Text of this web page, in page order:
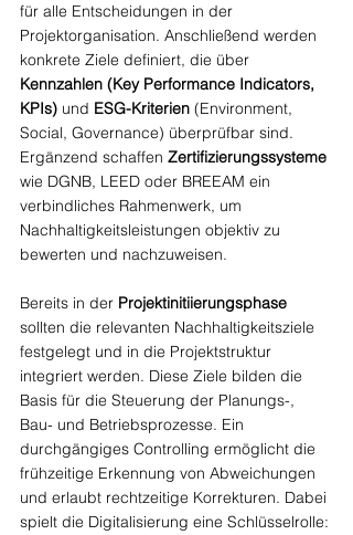
für alle Entscheidungen in der
Projektorganisation. Anschließend werden
konkrete Ziele definiert, die über
Kennzahlen (Key Performance Indicators,
KPIs) und ESG-Kriterien (Environment,
Social, Governance) überprüfbar sind.
Ergänzend schaffen Zertifizierungssysteme
wie DGNB, LEED oder BREEAM ein
verbindliches Rahmenwerk, um
Nachhaltigkeitsleistungen objektiv zu
bewerten und nachzuweisen.
Bereits in der Projektinitiierungsphase
sollten die relevanten Nachhaltigkeitsziele
festgelegt und in die Projektstruktur
integriert werden. Diese Ziele bilden die
Basis für die Steuerung der Planungs-,
Bau- und Betriebsprozesse. Ein
durchgängiges Controlling ermöglicht die
frühzeitige Erkennung von Abweichungen
und erlaubt rechtzeitige Korrekturen. Dabei
spielt die Digitalisierung eine Schlüsselrolle: